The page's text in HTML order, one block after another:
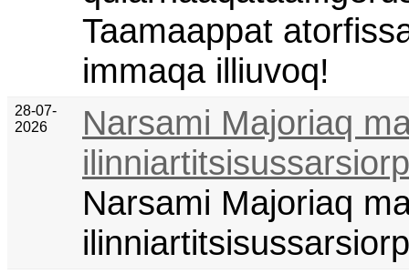
Taamaappat
immaqa illiuvoq!
28-07-
2026
Narsami Majoriaq
Narsami Majoriaq